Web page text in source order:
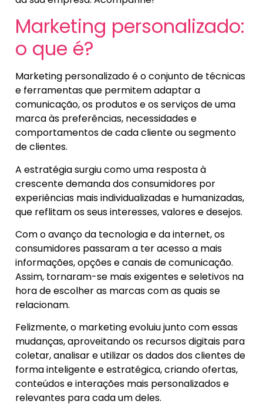
Marketing personalizado:
o que é?
Marketing personalizado é o conjunto de técnicas
e ferramentas que permitem adaptar a
comunicação, os produtos e os serviços de uma
marca às preferências, necessidades e
comportamentos de cada cliente ou segmento
de clientes.
A estratégia surgiu como uma resposta à
crescente demanda dos consumidores por
experiências mais individualizadas e humanizadas,
que reflitam os seus interesses, valores e desejos.
Com o avanço da tecnologia e da internet, os
consumidores passaram a ter acesso a mais
informações, opções e canais de comunicação.
Assim, tornaram-se mais exigentes e seletivos na
hora de escolher as marcas com as quais se
relacionam.
Felizmente, o marketing evoluiu junto com essas
mudanças, aproveitando os recursos digitais para
coletar, analisar e utilizar os dados dos clientes de
forma inteligente e estratégica, criando ofertas,
conteúdos e interações mais personalizados e
relevantes para cada um deles.